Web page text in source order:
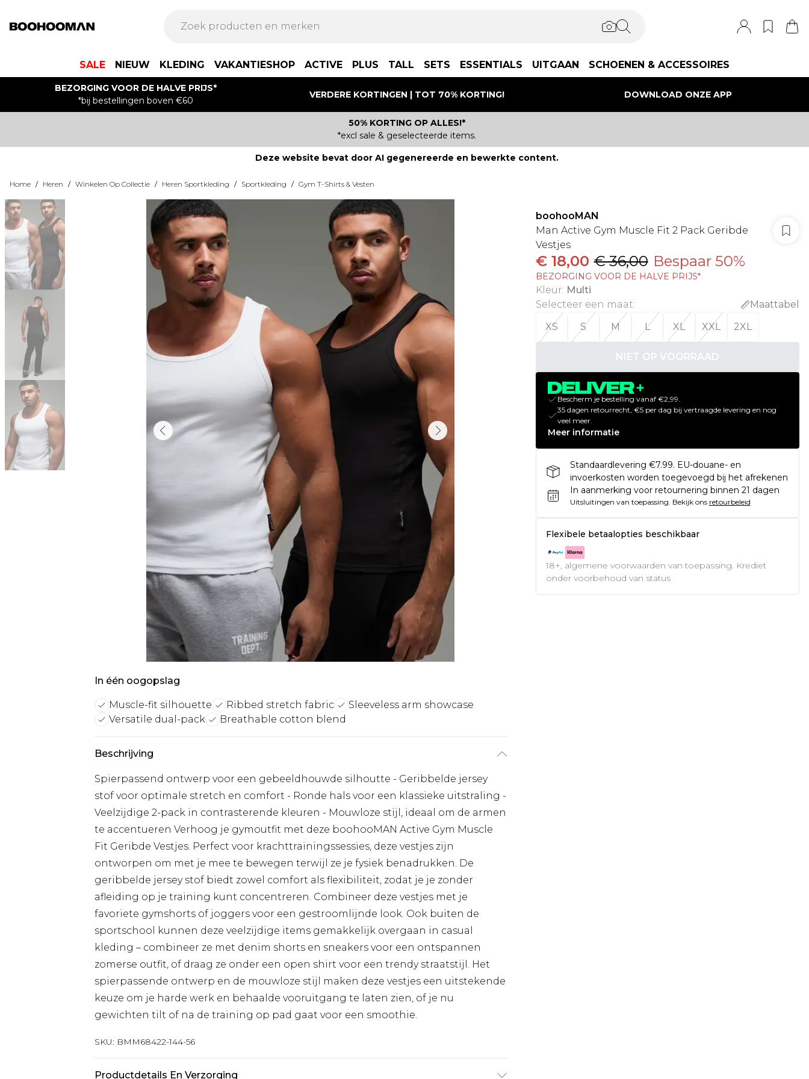
SALE NIEUW KLEDING VAKANTIESHOP ACTIVE PLUS TALL SETS ESSENTIALS UITGAAN SCHOENEN & ACCESSOIRES
BEZORGING VOOR DE HALVE PRIJS*
*bij bestellingen boven €60
VERDERE KORTINGEN | TOT 70% KORTING! DOWNLOAD ONZE APP
50% KORTING OP ALLES!*
*excl sale & geselecteerde items.
Deze website bevat door AI gegenereerde en bewerkte content.
Home / Heren / Winkelen Op Collectie / Heren Sportkleding / Sportkleding / Gym T-Shirts & Vesten
In één oogopslag
Muscle-fit silhouette Ribbed stretch fabric
Sleeveless arm showcase
Versatile dual-pack
Breathable cotton blend
Beschrijving
Spierpassend ontwerp voor een gebeeldhouwde silhoutte - Geribbelde jersey
stof voor optimale stretch en comfort - Ronde hals voor een klassieke uitstraling -
Veelzijdige 2-pack in contrasterende kleuren - Mouwloze stijl, ideaal om de armen
te accentueren Verhoog je gymoutfit met deze boohooMAN Active Gym Muscle
Fit Geribde Vestjes. Perfect voor krachttrainingssessies, deze vestjes zijn
ontworpen om met je mee te bewegen terwijl ze je fysiek benadrukken. De
geribbelde jersey stof biedt zowel comfort als flexibiliteit, zodat je je zonder
afleiding op je training kunt concentreren. Combineer deze vestjes met je
favoriete gymshorts of joggers voor een gestroomlijnde look. Ook buiten de
sportschool kunnen deze veelzijdige items gemakkelijk overgaan in casual
kleding – combineer ze met denim shorts en sneakers voor een ontspannen
zomerse outfit, of draag ze onder een open shirt voor een trendy straatstijl. Het
spierpassende ontwerp en de mouwloze stijl maken deze vestjes een uitstekende
keuze om je harde werk en behaalde vooruitgang te laten zien, of je nu
gewichten tilt of na de training op pad gaat voor een smoothie.
SKU: BMM68422-144-56
Productdetails En Verzorging
boohooMAN
Man Active Gym Muscle Fit 2 Pack Geribde
Vestjes
€ 18,00 € 36,00 Bespaar 50%
BEZORGING VOOR DE HALVE PRIJS*
Kleur: Multi
Selecteer een maat:
Maattabel
XS
S M L XL XXL 2XL
NIET OP VOORRAAD
Bescherm je bestelling vanaf €2,99.
35 dagen retourrecht, €5 per dag bij vertraagde levering en nog
veel meer.
Meer informatie
Standaardlevering €7.99. EU-douane- en
invoerkosten worden toegevoegd bij het afrekenen
In aanmerking voor retournering binnen 21 dagen
Uitsluitingen van toepassing. Bekijk ons retourbeleid
Flexibele betaalopties beschikbaar
18+, algemene voorwaarden van toepassing. Krediet
onder voorbehoud van status